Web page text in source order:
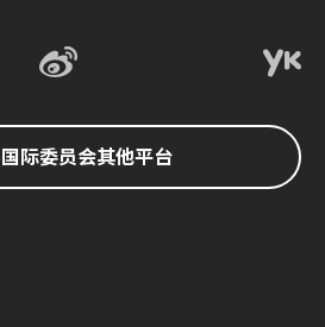
际委员会其他平台